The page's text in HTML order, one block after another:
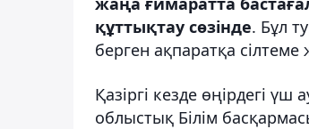
құттықтау сөзінде. Бұл
берген ақпаратқа
Қазіргі кезде өңірдегі
облыстық Білім